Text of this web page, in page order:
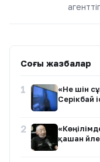
Соңғы жазбалар
1
«Не үшін
Серікбай
2
қашан